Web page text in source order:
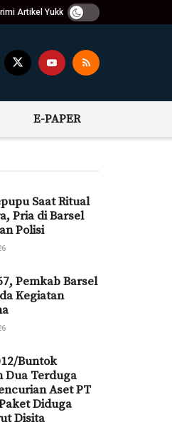
Artikel Yukk
E-PAPER
Saat Ritual
Pria di Barsel
Polisi
Pemkab Barsel
Kegiatan
Buntok
Dua Terduga
Aset PT
Diduga
Disita